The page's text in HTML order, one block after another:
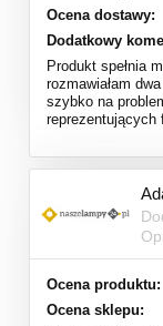
Ocena dostawy:
Dodatkowy
Produkt spełnia
rozmawiałam
szybko na
reprezentujących
Ocena produktu:
Ocena sklepu: